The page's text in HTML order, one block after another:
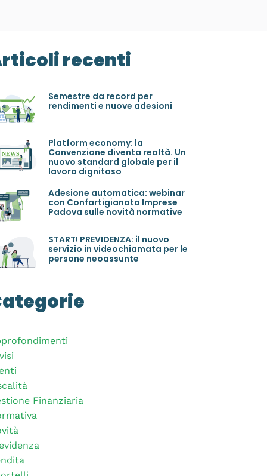
recenti
Semestre da record per
rendimenti e nuove adesioni
Platform economy: la
Convenzione diventa realtà. Un
nuovo standard globale per il
lavoro dignitoso
Adesione automatica: webinar
con Confartigianato Imprese
Padova sulle novità normative
START! PREVIDENZA: il nuovo
servizio in videochiamata per le
persone neoassunte
Finanziaria